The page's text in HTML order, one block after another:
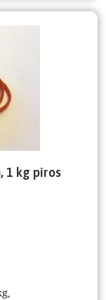
1 kg piros